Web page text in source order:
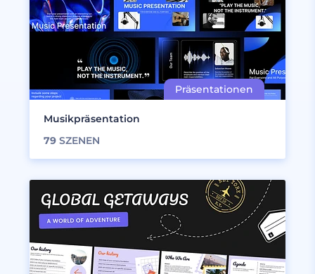
Musikpräsentation
79 SZENEN